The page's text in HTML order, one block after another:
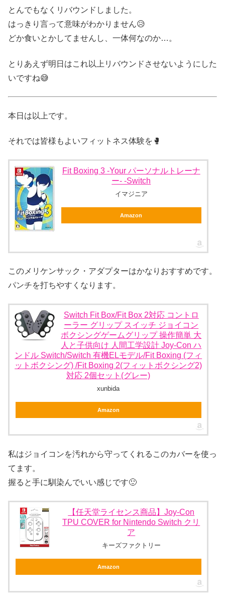
とんでもなくリバウンドしました。
はっきり言って意味がわかりません😥
どか食いとかしてませんし、一体何なのか…。
とりあえず明日はこれ以上リバウンドさせないようにした
いですね😅
本日は以上です。
それでは皆様もよいフィットネス体験を🥊
Fit Boxing 3 -Your パーソナルトレーナ
ー- -Switch
イマジニア
Amazon
このメリケンサック・アダプターはかなりおすすめです。
パンチを打ちやすくなります。
Switch Fit Box/Fit Box 2対応 コントロ
ーラー グリップ スイッチ ジョイコン
ボクシングゲームグリップ 操作簡単 大
人と子供向け 人間工学設計 Joy-Con ハ
ンドル Switch/Switch 有機ELモデル/Fit Boxing (フィ
ットボクシング) /Fit Boxing 2(フィットボクシング2)
対応 2個セット(グレー)
xunbida
Amazon
私はジョイコンを汚れから守ってくれるこのカバーを使っ
てます。
握ると手に馴染んでいい感じです🙂
【任天堂ライセンス商品】Joy-Con
TPU COVER for Nintendo Switch クリ
ア
キーズファクトリー
Amazon